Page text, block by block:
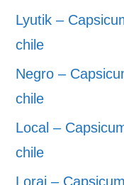
Lyutik –
chile
Negro –
chile
Local –
chile
Lorai –